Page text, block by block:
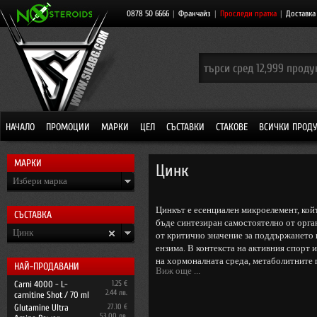
0878 50 6666 | Франчайз | Проследи пратка | Доставка
НАЧАЛО ПРОМОЦИИ МАРКИ ЦЕЛ СЪСТАВКИ СТАКОВЕ ВСИЧКИ
МАРКИ
Избери марка
СЪСТАВКА
Цинк
НАЙ-ПРОДАВАНИ
Carni 4000 - L-
carnitine Shot / 70 ml
1.25 €
2.44 лв.
Glutamine Ultra
27.10 €
Цинк
Цинкът е есенциален микроелемент,
бъде синтезиран самостоятелно от
от критично значение за поддържането
ензима. В контекста на активния
на хормоналната среда, метаболитните
Виж още ...